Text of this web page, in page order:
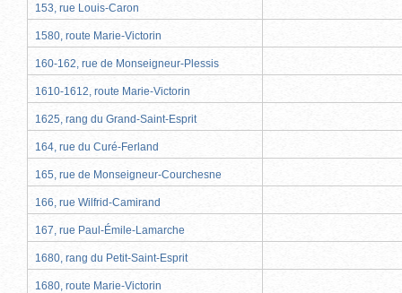
153, rue Louis-Caron
1580, route Marie-Victorin
160-162, rue de Monseigneur-Plessis
1610-1612, route Marie-Victorin
1625, rang du Grand-Saint-Esprit
164, rue du Curé-Ferland
165, rue de Monseigneur-Courchesne
166, rue Wilfrid-Camirand
167, rue Paul-Émile-Lamarche
1680, rang du Petit-Saint-Esprit
1680, route Marie-Victorin